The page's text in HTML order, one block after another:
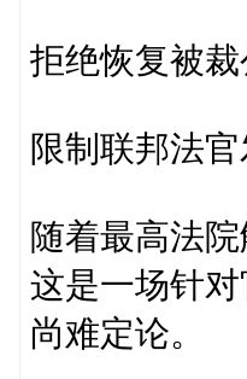
拒绝恢复被裁
限制联邦法
随着最高法
这是一场针
尚难定论。